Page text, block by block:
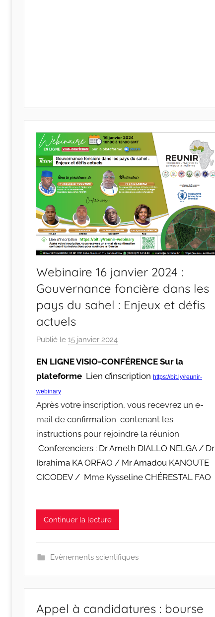
Webinaire 16 janvier 2024 :
Gouvernance foncière dans les
pays du sahel : Enjeux et défis
actuels
Publié le 15 janvier 2024
r
r
c
n
w
EN LIGNE VISIO-CONFÉRENCE Sur la
plateforme Lien d’inscription https://bit.ly/reunir-
webinary
Après votre inscription, vous recevrez un e-
mail de confirmation contenant les
instructions pour rejoindre la réunion
Conferenciers : Dr Ameth DIALLO NELGA / Dr
Ibrahima KA ORFAO / Mr Amadou KANOUTE
CICODEV / Mme Kysseline CHÉRESTAL FAO
Continuer la lecture
Evènements scientifiques
Appel à candidatures : bourse